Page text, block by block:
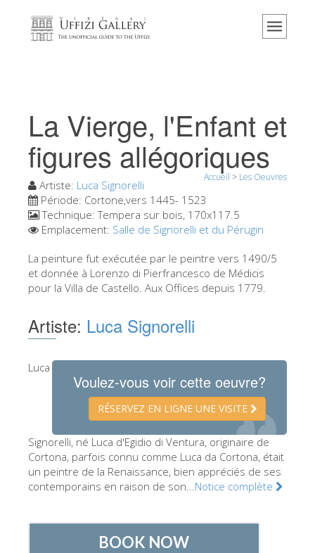
Accueil
Événements et expositions
L' avis des visiteurs
Explorer la Galerie
Réserver
Visite virtuelle
Les Oeuvres
Les Artistes
Les autres Musées
Le Musée national du Bargello
La Galerie Palatine
Les Chapelles Médicis
La Vierge, l'Enfant et
figures allégoriques
Accueil > Les Oeuvres
Artiste: Luca Signorelli
Période: Cortone,vers 1445- 1523
Technique:Tempera sur bois, 170x117.5
Emplacement: Salle de Signorelli et du Pérugin
La peinture fut exécutée par le peintre vers 1490/5
et donnée à Lorenzo di Pierfrancesco de Médicis
pour la Villa de Castello. Aux Offices depuis 1779.
Artiste: Luca Signorelli
Voulez-vous voir cette oeuvre?
RÉSERVEZ EN LIGNE UNE VISITE
Luca
Signorelli, né Luca d'Egidio di Ventura, originaire de
Cortona, parfois connu comme Luca da Cortona, était
un peintre de la Renaissance, bien appréciés de ses
contemporains en raison de son...Notice complète